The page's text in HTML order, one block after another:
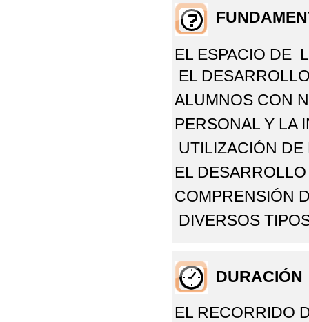
EL ESPACIO DE
EL
ALUMNOS CON
PERSONAL Y LA
UTILIZACIÓN DE
EL
COMPRENSIÓN
DIVERSOS
DURACIÓN
EL RECORRIDO